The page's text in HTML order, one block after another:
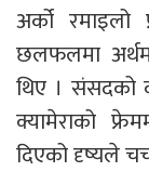
अर्को
छलफलमा
थिए । संसदको
क्यामेराको
दिएको दृष्यले